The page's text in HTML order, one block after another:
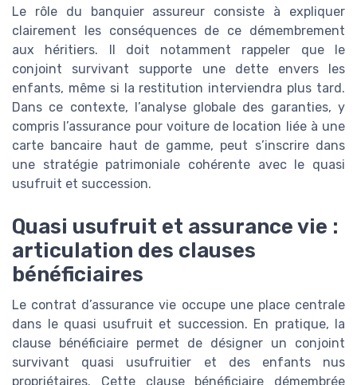
Le rôle du banquier assureur consiste à expliquer
clairement les conséquences de ce démembrement
aux héritiers. Il doit notamment rappeler que le
conjoint survivant supporte une dette envers les
enfants, même si la restitution interviendra plus tard.
Dans ce contexte, l’analyse globale des garanties, y
compris l’assurance pour voiture de location liée à une
carte bancaire haut de gamme, peut s’inscrire dans
une stratégie patrimoniale cohérente avec le quasi
usufruit et succession.
Quasi usufruit et assurance vie :
articulation des clauses
bénéficiaires
Le contrat d’assurance vie occupe une place centrale
dans le quasi usufruit et succession. En pratique, la
clause bénéficiaire permet de désigner un conjoint
survivant quasi usufruitier et des enfants nus
propriétaires. Cette clause bénéficiaire démembrée